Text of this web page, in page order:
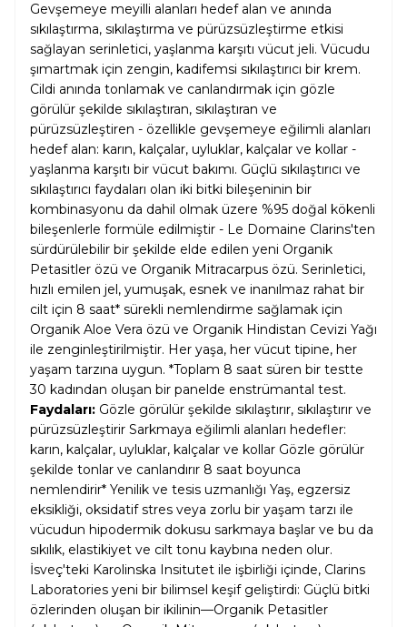
Gevşemeye meyilli alanları hedef alan ve anında
sıkılaştırma, sıkılaştırma ve pürüzsüzleştirme etkisi
sağlayan serinletici, yaşlanma karşıtı vücut jeli. Vücudu
şımartmak için zengin, kadifemsi sıkılaştırıcı bir krem.
Cildi anında tonlamak ve canlandırmak için gözle
görülür şekilde sıkılaştıran, sıkılaştıran ve
pürüzsüzleştiren - özellikle gevşemeye eğilimli alanları
hedef alan: karın, kalçalar, uyluklar, kalçalar ve kollar -
yaşlanma karşıtı bir vücut bakımı. Güçlü sıkılaştırıcı ve
sıkılaştırıcı faydaları olan iki bitki bileşeninin bir
kombinasyonu da dahil olmak üzere %95 doğal kökenli
bileşenlerle formüle edilmiştir - Le Domaine Clarins'ten
sürdürülebilir bir şekilde elde edilen yeni Organik
Petasitler özü ve Organik Mitracarpus özü. Serinletici,
hızlı emilen jel, yumuşak, esnek ve inanılmaz rahat bir
cilt için 8 saat* sürekli nemlendirme sağlamak için
Organik Aloe Vera özü ve Organik Hindistan Cevizi Yağı
ile zenginleştirilmiştir. Her yaşa, her vücut tipine, her
yaşam tarzına uygun. *Toplam 8 saat süren bir testte
30 kadından oluşan bir panelde enstrümantal test.
Faydaları: Gözle görülür şekilde sıkılaştırır, sıkılaştırır ve
pürüzsüzleştirir Sarkmaya eğilimli alanları hedefler:
karın, kalçalar, uyluklar, kalçalar ve kollar Gözle görülür
şekilde tonlar ve canlandırır 8 saat boyunca
nemlendirir* Yenilik ve tesis uzmanlığı Yaş, egzersiz
eksikliği, oksidatif stres veya zorlu bir yaşam tarzı ile
vücudun hipodermik dokusu sarkmaya başlar ve bu da
sıkılık, elastikiyet ve cilt tonu kaybına neden olur.
İsveç'teki Karolinska Insitutet ile işbirliği içinde, Clarins
Laboratories yeni bir bilimsel keşif geliştirdi: Güçlü bitki
özlerinden oluşan bir ikilinin—Organik Petasitler